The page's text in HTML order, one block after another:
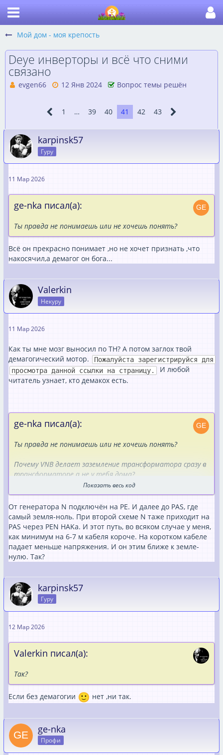
Мой дом - моя крепость
Deye инверторы и всё что сними
связано
evgen66 12 Янв 2024 Вопрос темы решён
1 … 39 40 41 42 43
karpinsk57
Гуру
11 Мар 2026
ge-nka писал(а):
Ты правда не понимаешь или не хочешь понять?
Всё он прекрасно понимает ,но не хочет признать ,что
накосячил,а демагог он бога...
Valerkin
Некуру
11 Мар 2026
Как ты мне мозг выносил по ТН? А потом заглох твой
демагогический мотор.
Пожалуйста зарегистрируйся для
просмотра данной ссылки на страницу.
И любой
читатель узнает, кто демакох есть.
ge-nka писал(а):
Ты правда не понимаешь или не хочешь понять?
Почему VNB делает заземление трансформатора сразу в
трансформаторе а не у тебя дома?
Они же всеравно соеденины с землёй у тебя дома?
У тебя при Generatorbetrieb Sternpunkt идёт через N-
Leiter к PA-Ausgleichschiene, пускай он будет не N-Leiter( мы
сделаем Rollenspiel он будет в этот момент PA-Ausgleich)
и красного цвета это не имеет значения.
Eсли eго разомкнуть генератор будет висеть в "воздухе"
IT-Netz (при двойной ошибке, kann lebensgefährlich sein.
Это не значит что монтёры падают замертво сразу.
N)
Если PE-N Brücke находится в генераторе, то ты можешь
отключить PE-Klemme на Backup-Klemme, Sternpunkt
останется связан с PA-Ausgleichschiene через Gehäuse,
Grid-Klemme и через любой подключёный к инвертору PE-
Kabel.
Показать весь код
От генератора N подключён на PE. И далее до PAS, где
самый земля-ноль. При второй схеме N таже приходит на
PAS через PEN HAKа. И этот путь, во всяком случае у меня,
как минимум на 6-7 м кабеля короче. На коротком кабеле
падает меньше напряжения. И он этим ближе к земле-
нулю. Так?
karpinsk57
Гуру
12 Мар 2026
Valerkin писал(а):
Так?
Если без демагогии нет ,ни так.
ge-nka
Профи